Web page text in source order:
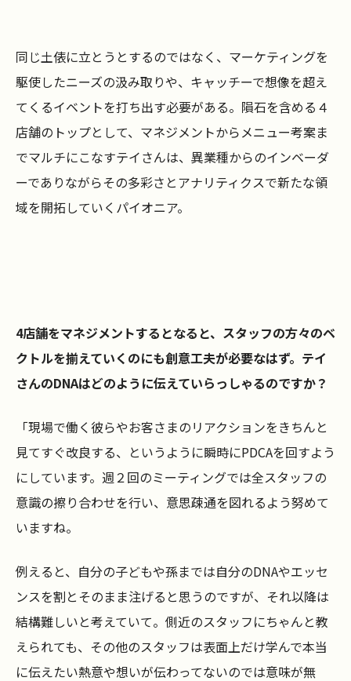
同じ土俵に立とうとするのではなく、マーケティングを
駆使したニーズの汲み取りや、キャッチーで想像を超え
てくるイベントを打ち出す必要がある。隕石を含める４
店舗のトップとして、マネジメントからメニュー考案ま
でマルチにこなすテイさんは、異業種からのインベーダ
ーでありながらその多彩さとアナリティクスで新たな領
域を開拓していくパイオニア。
4店舗をマネジメントするとなると、スタッフの方々のベ
クトルを揃えていくのにも創意工夫が必要なはず。テイ
さんのDNAはどのように伝えていらっしゃるのですか？
「現場で働く彼らやお客さまのリアクションをきちんと
見てすぐ改良する、というように瞬時にPDCAを回すよう
にしています。週２回のミーティングでは全スタッフの
意識の擦り合わせを行い、意思疎通を図れるよう努めて
いますね。
例えると、自分の子どもや孫までは自分のDNAやエッセ
ンスを割とそのまま注げると思うのですが、それ以降は
結構難しいと考えていて。側近のスタッフにちゃんと教
えられても、その他のスタッフは表面上だけ学んで本当
に伝えたい熱意や想いが伝わってないのでは意味が無